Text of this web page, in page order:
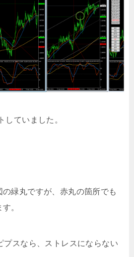
していました。
緑丸ですが、赤丸の箇所でも
。
プスなら、ストレスにならない